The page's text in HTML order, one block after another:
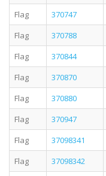
Flag
370747
Flag
370788
Flag
370844
Flag
370870
Flag
370880
Flag
370947
Flag
37098341
Flag
37098342